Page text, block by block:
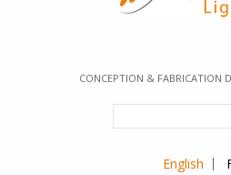
CONCEPTION & FABRICATION
English